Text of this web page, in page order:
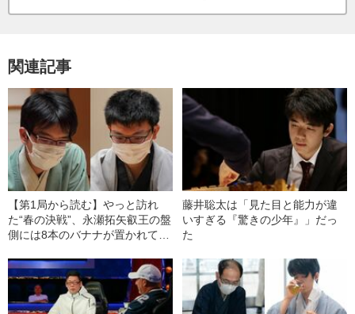
関連記事
【第1局から読む】やっと訪れ
た“春の決戦”、永瀬拓矢叡王の盤
側には8本のバナナが置かれてい
藤井聡太は「見た目と能力が違
いすぎる『驚きの少年』」だっ
た